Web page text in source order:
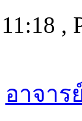
,
อาจาร